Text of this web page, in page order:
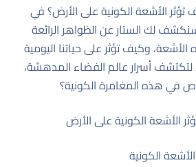
الأشعة الكونية على الأرض؟ في
لك الستار عن الظواهر الرائعة
وكيف تؤثر على حياتنا اليومية
أسرار عالم الفضاء المدهشة،
في هذه المغامرة الكونية؟
الكونية على الأرض
الكونية